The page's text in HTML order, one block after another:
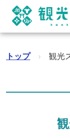
トップ › 観光